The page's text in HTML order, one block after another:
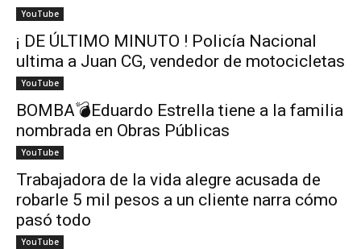
YouTube
¡ DE ÚLTIMO MINUTO ! Policía Nacional
ultima a Juan CG, vendedor de motocicletas
YouTube
BOMBA💣Eduardo Estrella tiene a la familia
nombrada en Obras Públicas
YouTube
Trabajadora de la vida alegre acusada de
robarle 5 mil pesos a un cliente narra cómo
pasó todo
YouTube